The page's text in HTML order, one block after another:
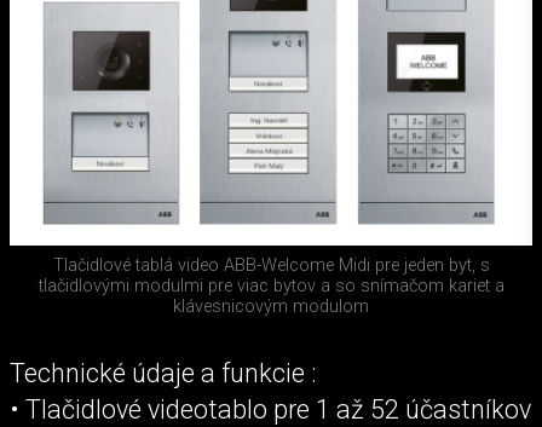
Tlačidlové tablá video ABB-Welcome Midi pre jeden byt, s
tlačidlovými modulmi pre viac bytov a so snímačom kariet a
klávesnicovým modulom
Technické údaje a funkcie :
• Tlačidlové videotablo pre 1 až 52 účastníkov